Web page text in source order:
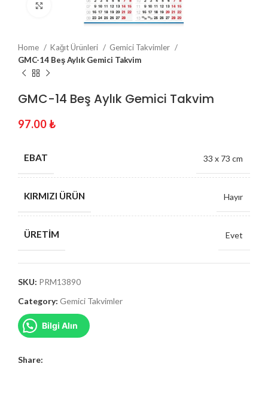
Click to enlarge
Home Kağıt Ürünleri
Gemici Takvimler
GMC-14 Beş Aylık Gemici Takvim
GMC-14 Beş Aylık Gemici Takvim
97.00₺
EBAT 33 x 73 cm
KIRMIZI ÜRÜN Hayır
ÜRETIM Evet
SKU: PRM13890
Category: Gemici Takvimler
Bilgi Alın
Share: